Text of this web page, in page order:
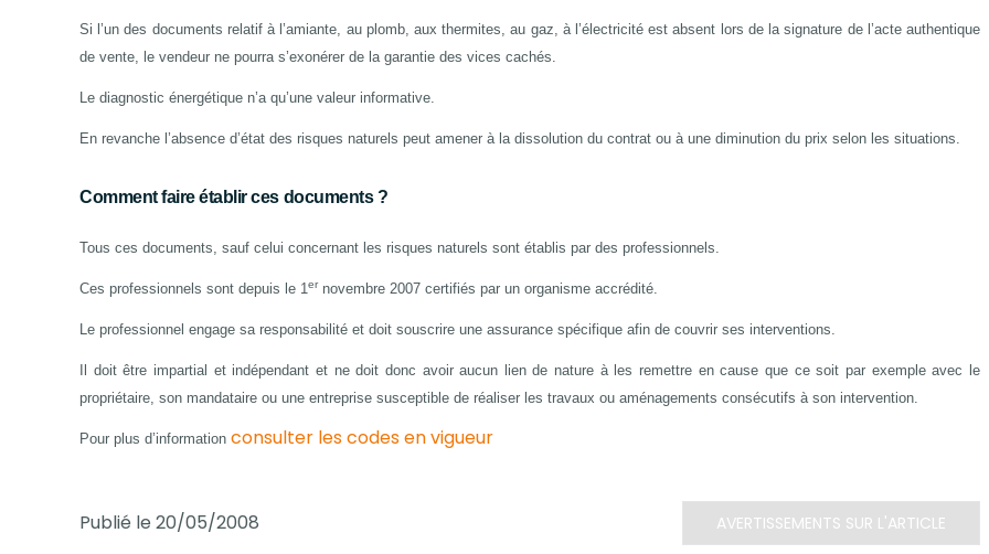
Si l’un des documents relatif à l’amiante, au plomb, aux thermites, au gaz, à l’électricité est absent lors de la signature de l’acte authentique
de vente, le vendeur ne pourra s’exonérer de la garantie des vices cachés.
Le diagnostic énergétique n’a qu’une valeur informative.
En revanche l’absence d’état des risques naturels peut amener à la dissolution du contrat ou à une diminution du prix selon les situations.
Comment faire établir ces documents ?
Tous ces documents, sauf celui concernant les risques naturels sont établis par des professionnels.
Ces professionnels sont depuis le 1 ernovembre 2007 certifiés par un organisme accrédité.
Le professionnel engage sa responsabilité et doit souscrire une assurance spécifique afin de couvrir ses interventions.
Il doit être impartial et indépendant et ne doit donc avoir aucun lien de nature à les remettre en cause que ce soit par exemple avec le
propriétaire, son mandataire ou une entreprise susceptible de réaliser les travaux ou aménagements consécutifs à son intervention.
Pour plus d’information consulter les codes en vigueur
Publié le 20/05/2008 AVERTISSEMENTS SUR L'ARTICLE